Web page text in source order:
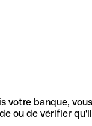
banque,
ou de vérifier